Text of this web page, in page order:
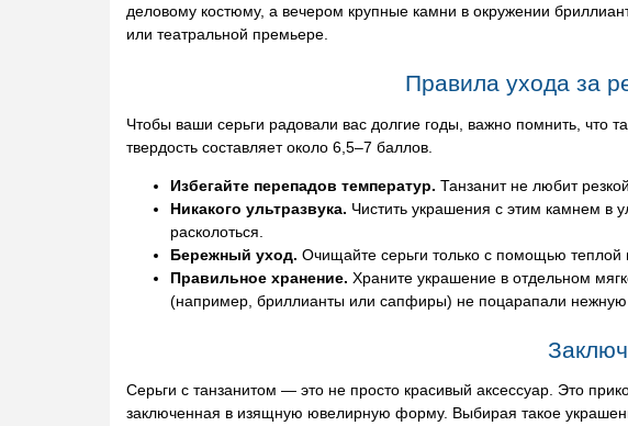
деловому костюму, а вечером крупные камни в окружении
или театральной премьере.
Правила ухода за
Чтобы ваши серьги радовали вас долгие годы, важно помнить,
твердость составляет около 6,5–7 баллов.
Избегайте перепадов температур. Танзанит не любит
Никакого ультразвука. Чистить украшения с этим камнем в
расколоться.
Бережный уход. Очищайте серьги только с помощью теплой
Правильное хранение. Храните украшение в отдельном
(например, бриллианты или сапфиры) не поцарапали нежную
Серьги с танзанитом — это не просто красивый аксессуар. Это
заключенная в изящную ювелирную форму. Выбирая такое